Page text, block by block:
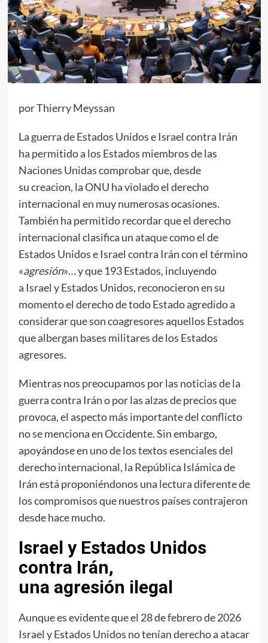
por Thierry Meyssan
La guerra de Estados Unidos e Israel contra Irán
ha permitido a los Estados miembros de las
Naciones Unidas comprobar que, desde
su creacion, la ONU ha violado el derecho
internacional en muy numerosas ocasiones.
También ha permitido recordar que el derecho
internacional clasifica un ataque como el de
Estados Unidos e Israel contra Irán con el término
«agresión»… y que 193 Estados, incluyendo
a Israel y Estados Unidos, reconocieron en su
momento el derecho de todo Estado agredido a
considerar que son coagresores aquellos Estados
que albergan bases militares de los Estados
agresores.
Mientras nos preocupamos por las noticias de la
guerra contra Irán o por las alzas de precios que
provoca, el aspecto más importante del conflicto
no se menciona en Occidente. Sin embargo,
apoyándose en uno de los textos esenciales del
derecho internacional, la República Islámica de
Irán está proponiéndonos una lectura diferente de
los compromisos que nuestros países contrajeron
desde hace mucho.
Israel y Estados Unidos
contra Irán,
una agresión ilegal
Aunque es evidente que el 28 de febrero de 2026
Israel y Estados Unidos no tenían derecho a atacar